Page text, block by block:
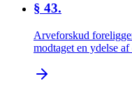
§ 43.
Arveforskud
modtaget en ydelse